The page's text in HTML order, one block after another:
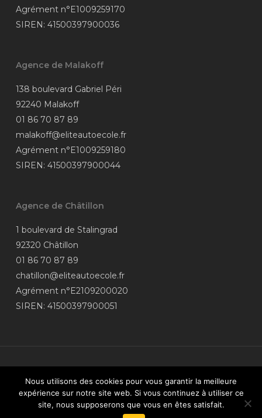
Agrément n°E1009259170
SIREN: 41500397900036
Agence de Malakoff
138 boulevard Gabriel Péri
92240 Malakoff
01 86 70 87 89
malakoff@eliteautoecole.fr
Agrément n°E1009259180
SIREN: 41500397900044
Agence de Châtillon
1 boulevard de Stalingrad
92320 Châtillon
01 86 70 87 89
chatillon@eliteautoecole.fr
Agrément n°E2109200020
SIREN: 41500397900051
© 2026 Élite Auto-Moto-école.Données personnelles | Coordonnées
dumédiateur| Site réalisé parvroomvroom.fr| Financez votre
permis de conduire grâce à votrecompte CPF
Nous utilisons des cookies pour vous garantir la meilleure
expérience sur notre site web. Si vous continuez à utiliser ce
site, nous supposerons que vous en êtes satisfait.